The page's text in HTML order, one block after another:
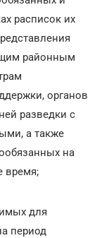
расписок их
районным
органов
разведки с
а также
на
время;
для
период